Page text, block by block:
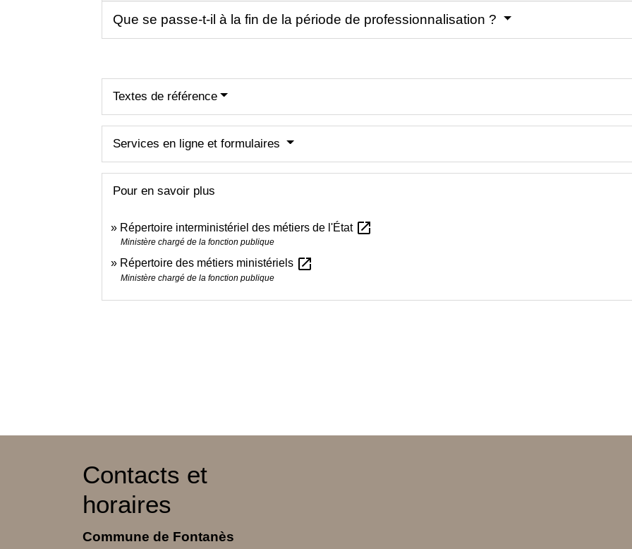
Que se passe-t-il à la fin de la période de professionnalisation ?
Textes de référence
Services en ligne et formulaires
Pour en savoir plus
Répertoire interministériel des métiers de l'État open_in_new
Ministère chargé de la fonction publique
Répertoire des métiers ministériels open_in_new
Ministère chargé de la fonction publique
Contacts et
horaires
Commune de Fontanès